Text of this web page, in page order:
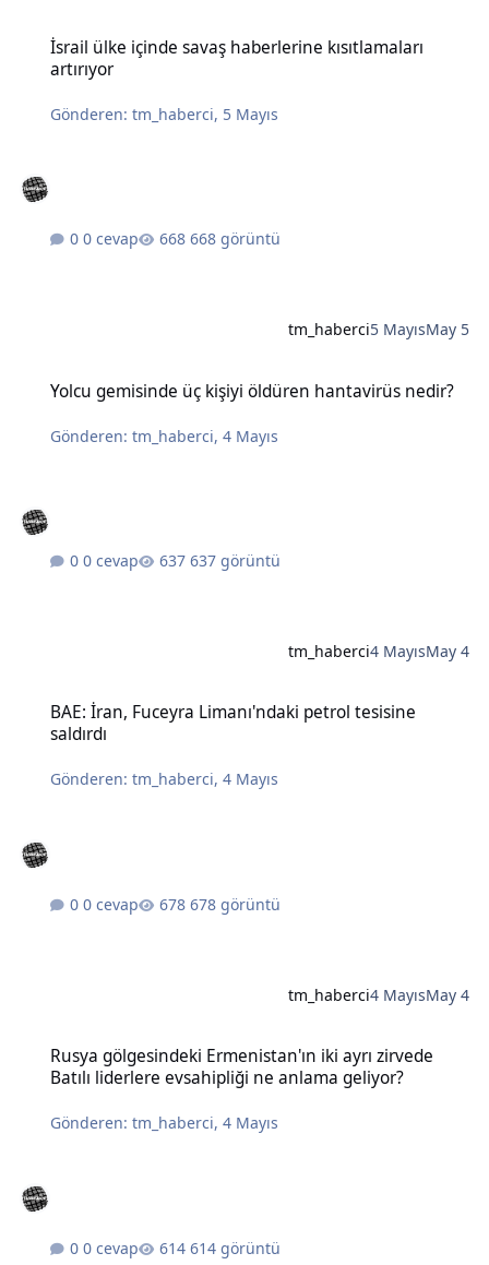
İsrail ülke içinde savaş haberlerine kısıtlamaları
artırıyor
Gönderen:tm_haberci, 5 Mayıs
0 cevap 668 görüntü
tm_haberci5 MayısMay 5
Yolcu gemisinde üç kişiyi öldüren hantavirüs nedir?
Gönderen:tm_haberci,4 Mayıs
0 cevap 637 görüntü
tm_haberci4 MayısMay 4
BAE: İran, Fuceyra Limanı'ndaki petrol tesisine
saldırdı
Gönderen:tm_haberci,4 Mayıs
0 cevap 678 görüntü
tm_haberci4 MayısMay 4
Rusya gölgesindeki Ermenistan'ın iki ayrı zirvede
Batılı liderlere evsahipliği ne anlama geliyor?
Gönderen:tm_haberci,4 Mayıs
0 cevap 614 görüntü